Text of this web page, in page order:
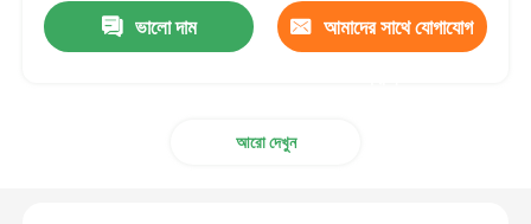
ভালো দাম আমাদের সাথে যোগাযোগ
আরো দেখুন